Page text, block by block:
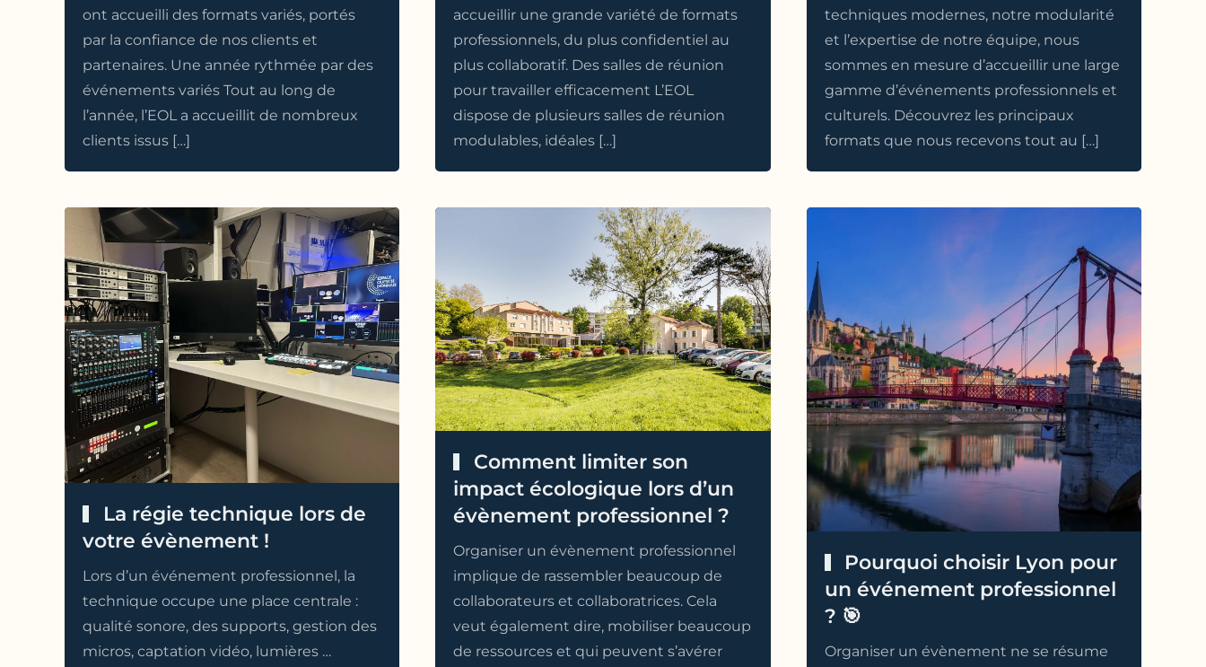
ont accueilli des formats variés, portés
par la confiance de nos clients et
partenaires. Une année rythmée par des
événements variés Tout au long de
l’année, l’EOL a accueillit de nombreux
clients issus […]
accueillir une grande variété de formats
professionnels, du plus confidentiel au
plus collaboratif. Des salles de réunion
pour travailler efficacement L’EOL
dispose de plusieurs salles de réunion
modulables, idéales […]
techniques modernes, notre modularité
et l’expertise de notre équipe, nous
sommes en mesure d’accueillir une large
gamme d’événements professionnels et
culturels. Découvrez les principaux
formats que nous recevons tout au […]
La régie technique lors de
votre évènement !
Lors d’un événement professionnel, la
technique occupe une place centrale :
qualité sonore, des supports, gestion des
micros, captation vidéo, lumières …
Comment limiter son
impact écologique lors d’un
évènement professionnel ?
Organiser un évènement professionnel
implique de rassembler beaucoup de
collaborateurs et collaboratrices. Cela
veut également dire, mobiliser beaucoup
de ressources et qui peuvent s’avérer
Pourquoi choisir Lyon pour
un événement professionnel
? 🎯
Organiser un évènement ne se résume